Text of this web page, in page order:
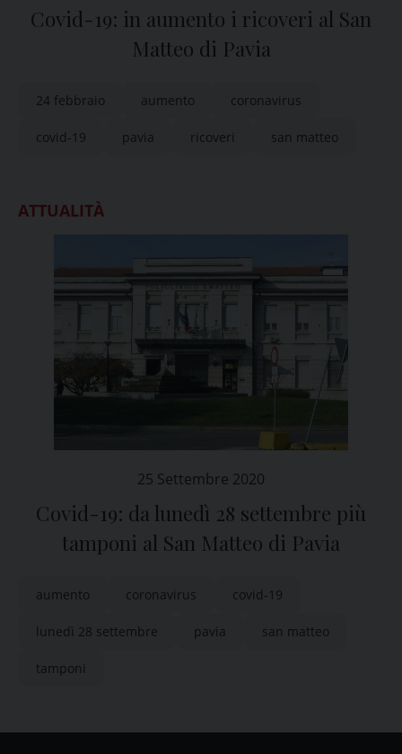
Covid-19: in aumento i ricoveri al San
Matteo di Pavia
24 febbraio aumento coronavirus
covid-19 pavia ricoveri san matteo
ATTUALITÀ
25 Settembre 2020
Covid-19: da lunedì 28 settembre più
tamponi al San Matteo di Pavia
aumento coronavirus covid-19
lunedì 28 settembre pavia san matteo
tamponi